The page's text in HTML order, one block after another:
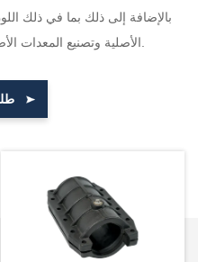
بالإضافة إلى ذلك بما في ذلك
طلب أمثلة